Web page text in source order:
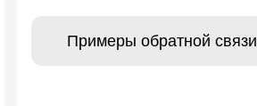
Примеры обратной связи